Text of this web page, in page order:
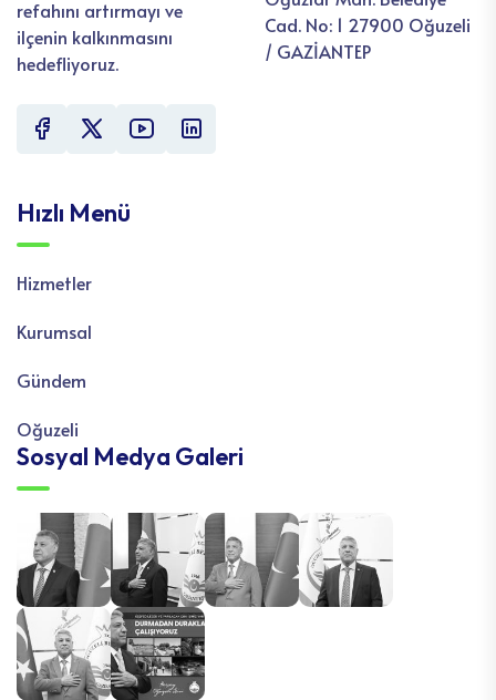
refahını artırmayı ve
ilçenin kalkınmasını
hedefliyoruz.
Cad. No: 1 27900 Oğuzeli
/ GAZİANTEP
Hızlı Menü
Hizmetler
Kurumsal
Gündem
Oğuzeli
Sosyal Medya Galeri